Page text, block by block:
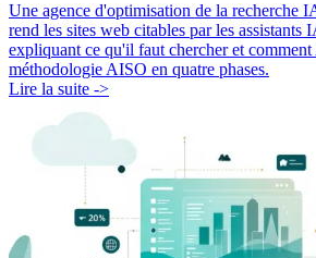
Une agence d'optimisation de la recherche
rend les sites web citables par les assistants
expliquant ce qu'il faut chercher et
méthodologie AISO en quatre phases.
Lire la suite ->